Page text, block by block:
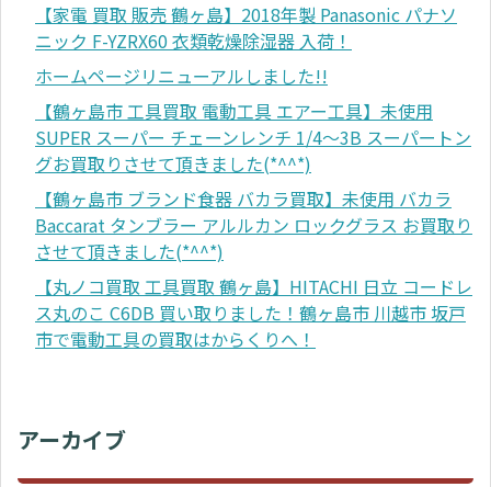
【家電 買取 販売 鶴ヶ島】2018年製 Panasonic パナソ
ニック F-YZRX60 衣類乾燥除湿器 入荷！
ホームページリニューアルしました!!
【鶴ヶ島市 工具買取 電動工具 エアー工具】未使用
SUPER スーパー チェーンレンチ 1/4～3B スーパートン
グお買取りさせて頂きました(*^^*)
【鶴ヶ島市 ブランド食器 バカラ買取】未使用 バカラ
Baccarat タンブラー アルルカン ロックグラス お買取り
させて頂きました(*^^*)
【丸ノコ買取 工具買取 鶴ヶ島】HITACHI 日立 コードレ
ス丸のこ C6DB 買い取りました！鶴ヶ島市 川越市 坂戸
市で電動工具の買取はからくりへ！
アーカイブ